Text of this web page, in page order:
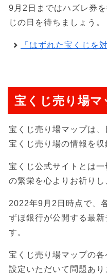
9月2日まではハズレ券
じの日を待ちましょう。
「はずれた宝くじを
宝くじ売り場マ
宝くじ売り場マップは
宝くじ売り場の情報を収
宝くじ公式サイトとは
の繁栄を心よりお祈りし
2022年9月2日時点で、
ずほ銀行が公開する最
す。
宝くじ売り場マップの
設定いただいて問題あ